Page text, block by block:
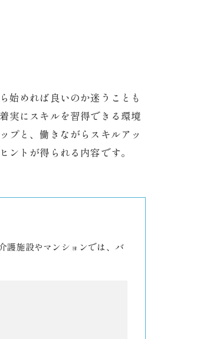
始めれば良いのか迷うことも
実にスキルを習得できる環境
プと、働きながらスキルアッ
トが得られる内容です。
護施設やマンションでは、バ